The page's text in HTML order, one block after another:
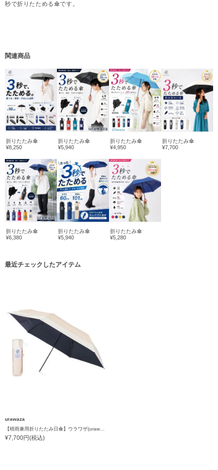
秒で折りたためる傘です。
関連商品
折りたたみ傘
¥8,250
折りたたみ傘
¥5,940
折りたたみ傘
¥4,950
折りたたみ傘
¥7,700
折りたたみ傘
¥6,380
折りたたみ傘
¥5,940
折りたたみ傘
¥5,280
最近チェックしたアイテム
urawaza
【晴雨兼用折りたたみ日傘】ウラワザ(urawaza）ボーダー 55㎝ 折りたたみ傘 晴雨兼用 遮光100% UV100%
¥7,700円(税込)